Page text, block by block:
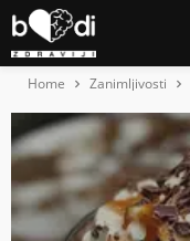
Home Zanimljivosti